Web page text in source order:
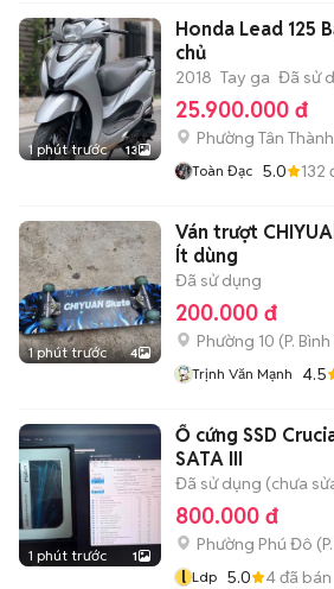
1 phút trước 13
Honda Lead 125
chủ
2018 Tay ga Đã sử
25.900.000 đ
Phường Tân Thành
Toàn Đạc 5.0 132
1 phút trước 4
Ván trượt
Ít dùng
Đã sử dụng
200.000 đ
Phường 10 (P.
Trịnh Văn Mạnh 4.5
1 phút trước 1
Ổ cứng SSD
SATA III
Đã sử dụng (chưa
800.000 đ
Phường Phú Đô (
l Ldp 5.0 4đã bán